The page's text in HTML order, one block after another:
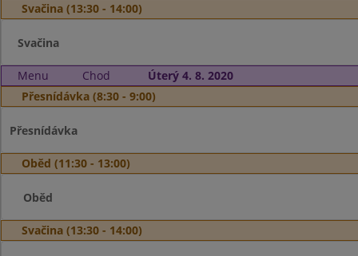
Svačina (13:30 - 14:00)
Svačina
Menu Chod
Úterý 4. 8. 2020
Přesnídávka (8:30 - 9:00)
Přesnídávka
Oběd (11:30 - 13:00)
Oběd
Svačina (13:30 - 14:00)